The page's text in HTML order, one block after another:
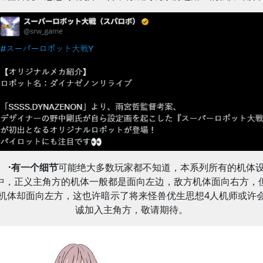
·有一个细节可能绝大多数玩家都不知道，本系列所有的机体
，正义主角方的机体一般都是面向左边，敌方机体面向右方，
体却面向左方，这也许暗示了将来怪兽优生思想4人机师或许
诚加入主角方，敬请期待。